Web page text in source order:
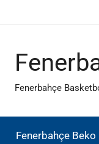
Fenerbahçe
Fenerbahçe Beko